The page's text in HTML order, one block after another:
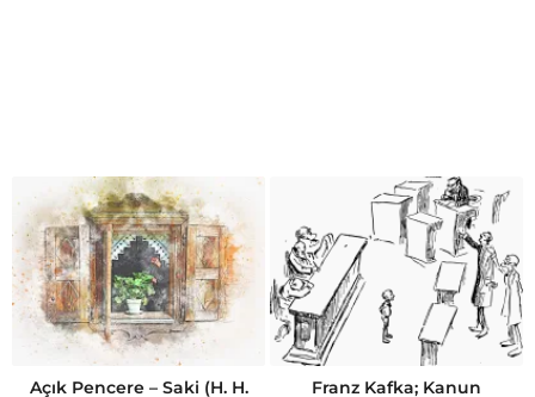
Açık Pencere – Saki (H. H.
Franz Kafka; Kanun